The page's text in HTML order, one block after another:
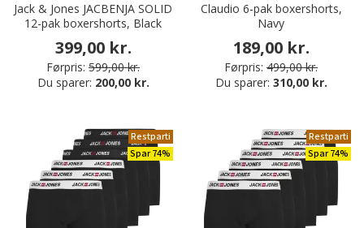
Jack & Jones JACBENJA SOLID
12-pak boxershorts, Black
399,00 kr.
Førpris: 599,00 kr.
Du sparer: 200,00 kr.
Claudio 6-pak boxershorts,
Navy
189,00 kr.
Førpris: 499,00 kr.
Du sparer: 310,00 kr.
Restparti
Spar 74%
Restparti
Spar 74%